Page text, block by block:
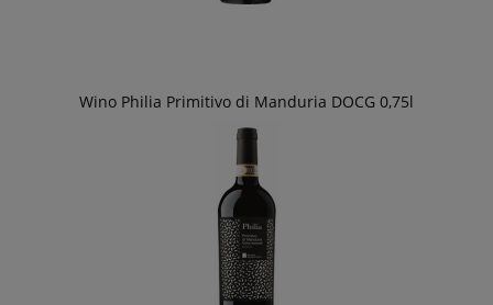
Wino Philia Primitivo di Manduria DOCG 0,75l